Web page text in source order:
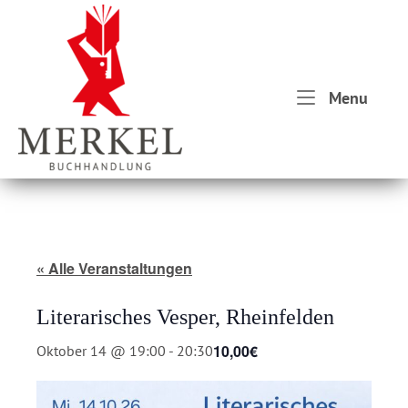
Menu
« Alle Veranstaltungen
Literarisches Vesper, Rheinfelden
Oktober 14 @ 19:00 - 20:3010,00€